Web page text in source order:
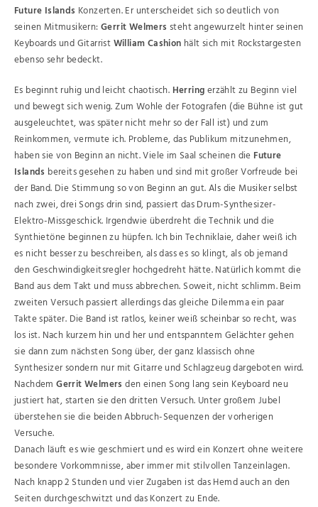
Future Islands Konzerten. Er unterscheidet sich so deutlich von
seinen Mitmusikern:Gerrit Welmers steht angewurzelt hinter seinen
Keyboards und GitarristWilliam Cashion hält sich mit Rockstargesten
ebenso sehr bedeckt.
Es beginnt ruhig und leicht chaotisch. Herringerzählt zu Beginn viel
und bewegt sich wenig. Zum Wohle der Fotografen (die Bühne ist gut
ausgeleuchtet, was später nicht mehr so der Fall ist) und zum
Reinkommen, vermute ich. Probleme, das Publikum mitzunehmen,
haben sie von Beginn an nicht. Viele im Saal scheinen die Future
Islands bereits gesehen zu haben und sind mit großer Vorfreude bei
der Band. Die Stimmung so von Beginn an gut. Als die Musiker selbst
nach zwei, drei Songs drin sind, passiert das Drum-Synthesizer-
Elektro-Missgeschick. Irgendwie überdreht die Technik und die
Synthietöne beginnen zu hüpfen. Ich bin Techniklaie, daher weiß ich
es nicht besser zu beschreiben, als dass es so klingt, als ob jemand
den Geschwindigkeitsregler hochgedreht hätte. Natürlich kommt die
Band aus dem Takt und muss abbrechen. Soweit, nicht schlimm. Beim
zweiten Versuch passiert allerdings das gleiche Dilemma ein paar
Takte später. Die Band ist ratlos, keiner weiß scheinbar so recht, was
los ist. Nach kurzem hin und her und entspanntem Gelächter gehen
sie dann zum nächsten Song über, der ganz klassisch ohne
Synthesizer sondern nur mit Gitarre und Schlagzeug dargeboten wird.
NachdemGerrit Welmers den einen Song lang sein Keyboard neu
justiert hat, starten sie den dritten Versuch. Unter großem Jubel
überstehen sie die beiden Abbruch-Sequenzen der vorherigen
Versuche.
Danach läuft es wie geschmiert und es wird ein Konzert ohne weitere
besondere Vorkommnisse, aber immer mit stilvollen Tanzeinlagen.
Nach knapp 2 Stunden und vier Zugaben ist das Hemd auch an den
Seiten durchgeschwitzt und das Konzert zu Ende.